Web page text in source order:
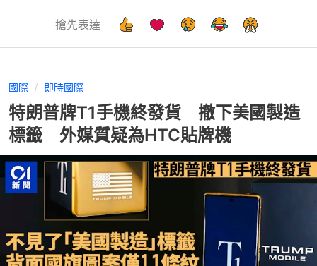
搶先表達
國際 即時國際
特朗普牌T1手機終發貨 撤下美國製造
標籤 外媒質疑為HTC貼牌機